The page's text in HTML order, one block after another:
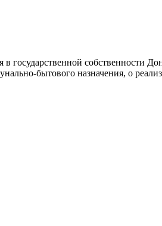
государственной собственности
бытового назначения, о